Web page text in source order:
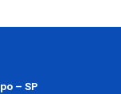
– SP